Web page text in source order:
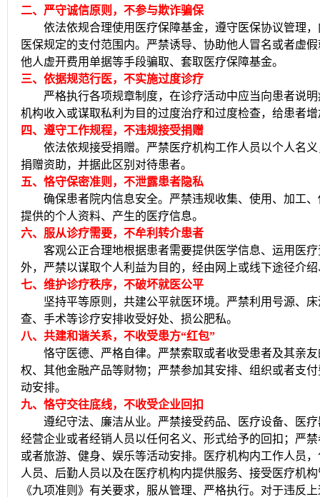
二、严守诚信原则，不参与欺诈骗保
依法依规合理使用医疗保障基金，遵守医保协议管理
医保规定的支付范围内。严禁诱导、协助他人冒名或者虚
他人虚开费用单据等手段骗取、套取医疗保障基金。
三、依据规范行医，不实施过度诊疗
严格执行各项规章制度，在诊疗活动中应当向患者说
机构收入或谋取私利为目的过度治疗和过度检查，给患者
四、遵守工作规程，不违规接受捐赠
依法依规接受捐赠。严禁医疗机构工作人员以个人名
捐赠资助，并据此区别对待患者。
五、恪守保密准则，不泄露患者隐私
确保患者院内信息安全。严禁违规收集、使用、加工
提供的个人资料、产生的医疗信息。
六、服从诊疗需要，不牟利转介患者
客观公正合理地根据患者需要提供医学信息、运用医
外，严禁以谋取个人利益为目的，经由网上或线下途径介
七、维护诊疗秩序，不破坏就医公平
坚持平等原则，共建公平就医环境。严禁利用号源、
查、手术等诊疗安排收受好处、损公肥私。
八、共建和谐关系，不收受患方“红包”
恪守医德、严格自律。严禁索取或者收受患者及其亲
权、其他金融产品等财物；严禁参加其安排、组织或者支
动安排。
九、恪守交往底线，不收受企业回扣
遵纪守法、廉洁从业。严禁接受药品、医疗设备、医
经营企业或者经销人员以任何名义、形式给予的回扣；严
或者旅游、健身、娱乐等活动安排。医疗机构内工作人员
人员、后勤人员以及在医疗机构内提供服务、接受医疗机
《九项准则》有关要求，服从管理、严格执行。对于违反